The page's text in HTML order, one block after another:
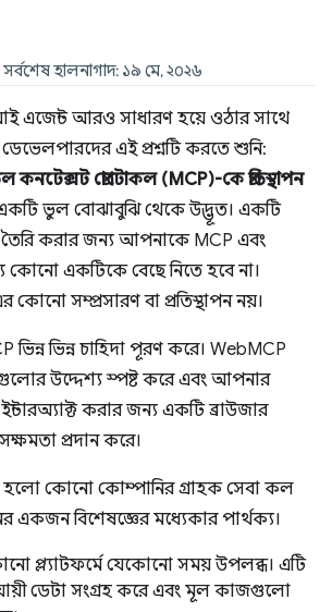
সর্বশেষ হালনাগাদ: ১৯ মে, ২০২৬
এজেন্ট আরও সাধারণ হয়ে ওঠার সাথে
এই প্রশ্নটি করতে শুনি:
কনটেক্সট প্রোটোকল (MCP)-কে প্রতিস্থাপন
একটি ভুল বোঝাবুঝি থেকে উদ্ভূত। একটি
তৈরি করার জন্য আপনাকে MCP এবং
কোনো একটিকে বেছে নিতে হবে না।
সম্প্রসারণ বা প্রতিস্থাপন নয়।
ভিন্ন চাহিদা পূরণ করে। WebMCP
উদ্দেশ্য স্পষ্ট করে এবং আপনার
করার জন্য একটি ব্রাউজার
প্রদান করে।
কোনো কোম্পানির গ্রাহক সেবা কল
একজন বিশেষজ্ঞের মধ্যেকার পার্থক্য।
প্ল্যাটফর্মে যেকোনো সময় উপলব্ধ। এটি
ডেটা সংগ্রহ করে এবং মূল কাজগুলো